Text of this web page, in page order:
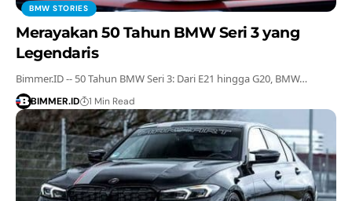
BMW STORIES
Merayakan 50 Tahun BMW Seri 3 yang
Legendaris
Bimmer.ID -- 50 Tahun BMW Seri 3: Dari E21 hingga G20, BMW…
BIMMER.ID 1 Min Read